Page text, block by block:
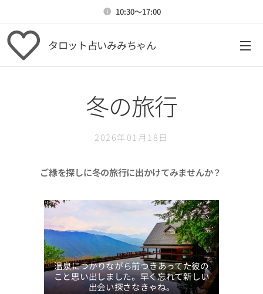
10:30～17:00
タロット占いみみちゃん
冬の旅行
2026年01月18日
ご縁を探しに冬の旅行に出かけてみませんか？
温泉につかりながら前つきあってた彼の
こと思い出しました。早く忘れて新しい
出会い探さなきゃね。